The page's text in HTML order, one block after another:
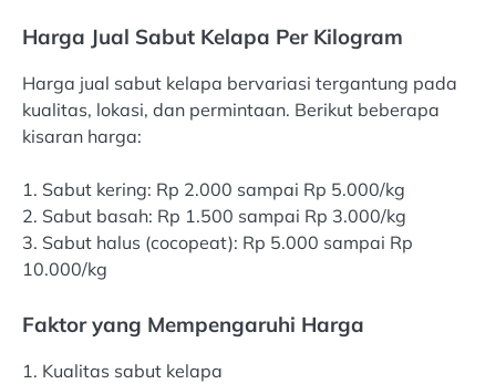
Harga Jual Sabut Kelapa Per Kilogram
Harga jual sabut kelapa bervariasi tergantung pada
kualitas, lokasi, dan permintaan. Berikut beberapa
kisaran harga:
1. Sabut kering: Rp 2.000 sampai Rp 5.000/kg
2. Sabut basah: Rp 1.500 sampai Rp 3.000/kg
3. Sabut halus (cocopeat): Rp 5.000 sampai Rp
10.000/kg
Faktor yang Mempengaruhi Harga
1. Kualitas sabut kelapa